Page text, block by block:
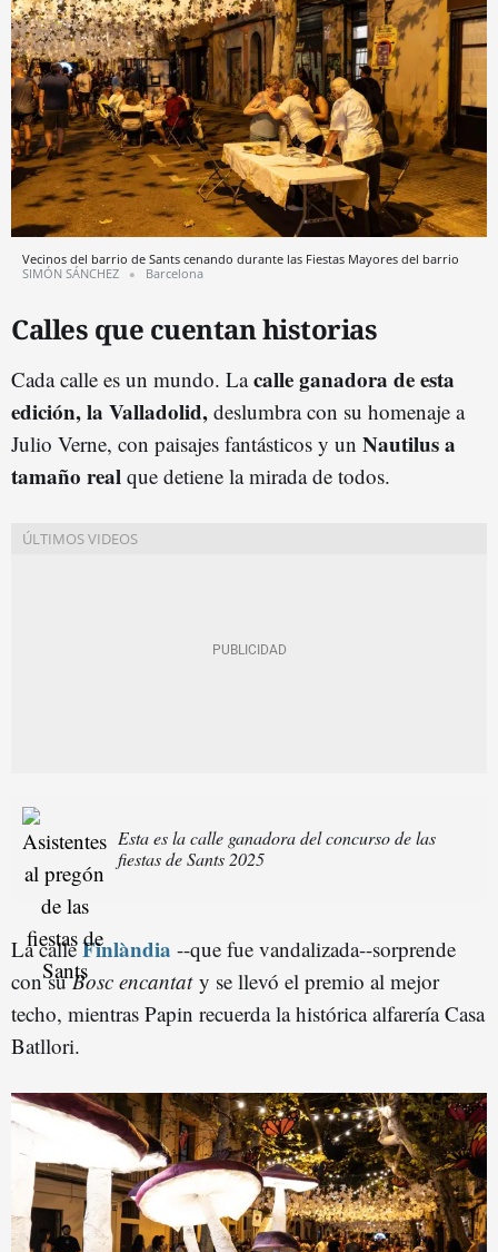
Vecinos del barrio de Sants cenando durante las Fiestas Mayores del barrio
SIMÓN SÁNCHEZ
Barcelona
Calles que cuentan historias
Cada calle es un mundo. Lacalle ganadora de esta
edición, la Valladolid, deslumbra con su homenaje a
Julio Verne, con paisajes fantásticos y un Nautilus a
tamaño real que detiene la mirada de todos.
Esta es la calle ganadora del concurso de las
fiestas de Sants 2025
La calleFinlàndia --que fue vandalizada--sorprende
con suBosc encantaty se llevó el premio al mejor
techo, mientras Papin recuerda la histórica alfarería Casa
Batllori.